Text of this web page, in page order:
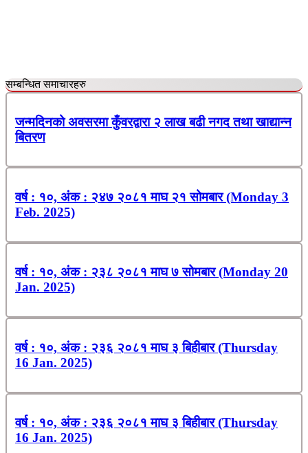
सम्बन्धित समाचारहरु
जन्मदिनको अवसरमा कुँवरद्वारा २ लाख बढी नगद तथा खाद्यान्न
बितरण
वर्ष : १०, अंक : २४७ २०८१ माघ २१ सोमबार (Monday 3
Feb. 2025)
वर्ष : १०, अंक : २३८ २०८१ माघ ७ सोमबार (Monday 20
Jan. 2025)
वर्ष : १०, अंक : २३६ २०८१ माघ ३ बिहीबार (Thursday
16 Jan. 2025)
वर्ष : १०, अंक : २३६ २०८१ माघ ३ बिहीबार (Thursday
16 Jan. 2025)